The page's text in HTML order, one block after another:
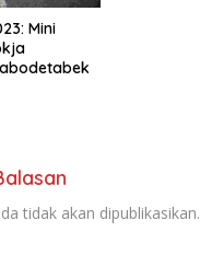
Mini
tidak akan dipublikasikan.